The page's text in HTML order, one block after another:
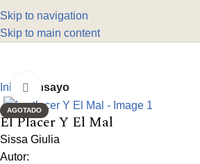
Skip to navigation
Skip to main content
Inicio Ensayo
AGOTADO
Click to enlarge
El Placer Y El Mal
Sissa Giulia
Autor: